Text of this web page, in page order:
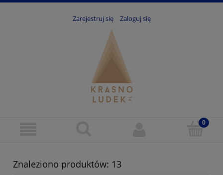
Zarejestruj się Zaloguj się
Znaleziono produktów: 13